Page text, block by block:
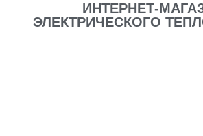
ИНТЕРНЕТ-
ЭЛЕКТРИЧЕСКОГО